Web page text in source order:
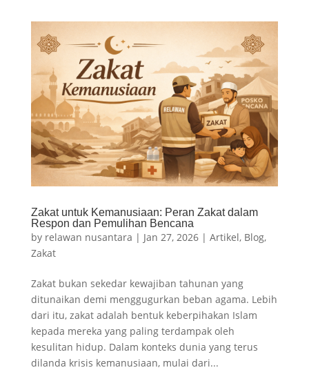
Zakat untuk Kemanusiaan: Peran Zakat dalam
Respon dan Pemulihan Bencana
by relawan nusantara | Jan 27, 2026| Artikel, Blog,
Zakat
Zakat bukan sekedar kewajiban tahunan yang
ditunaikan demi menggugurkan beban agama. Lebih
dari itu, zakat adalah bentuk keberpihakan Islam
kepada mereka yang paling terdampak oleh
kesulitan hidup. Dalam konteks dunia yang terus
dilanda krisis kemanusiaan, mulai dari...